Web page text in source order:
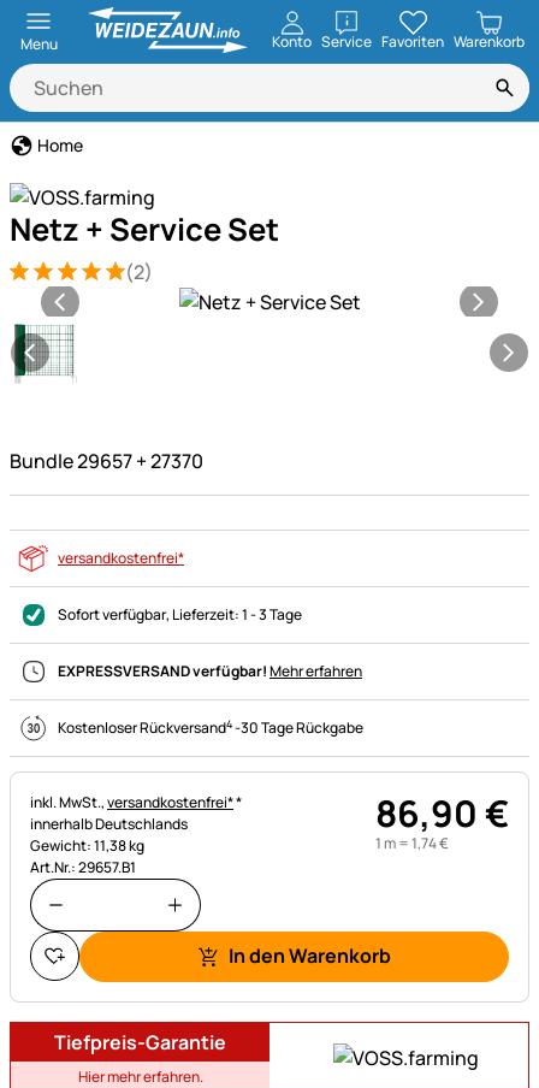
Menu Konto ServiceöffnenFavoriten Warenkorb
Home
Netz + Service Set
Bewertung: 5 von 5 (2 Bewertungen)
2 Bewertungen
(2)
Produktgalerie
Bundle 29657 + 27370
versandkostenfrei*
Sofort verfügbar, Lieferzeit:1 - 3 Tage
EXPRESSVERSAND verfügbar!Mehr erfahren
Kostenloser Rückversand4-30 Tage Rückgabe
Steuerhinweis:
inkl. MwSt.,versandkostenfrei**
innerhalb Deutschlands
Gewicht: 11,38 kg
Art.Nr.: 29657.B1
86,90€
1 m =1,74€
In den Warenkorb
Tiefpreis-Garantie
Hier mehr erfahren.